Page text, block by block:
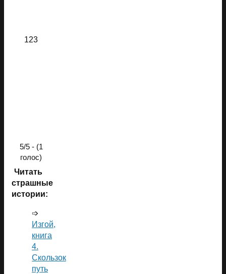
123
5/5 - (1
голос)
Читать
страшные
истории:
➩
Изгой,
книга
4.
Скользок
путь